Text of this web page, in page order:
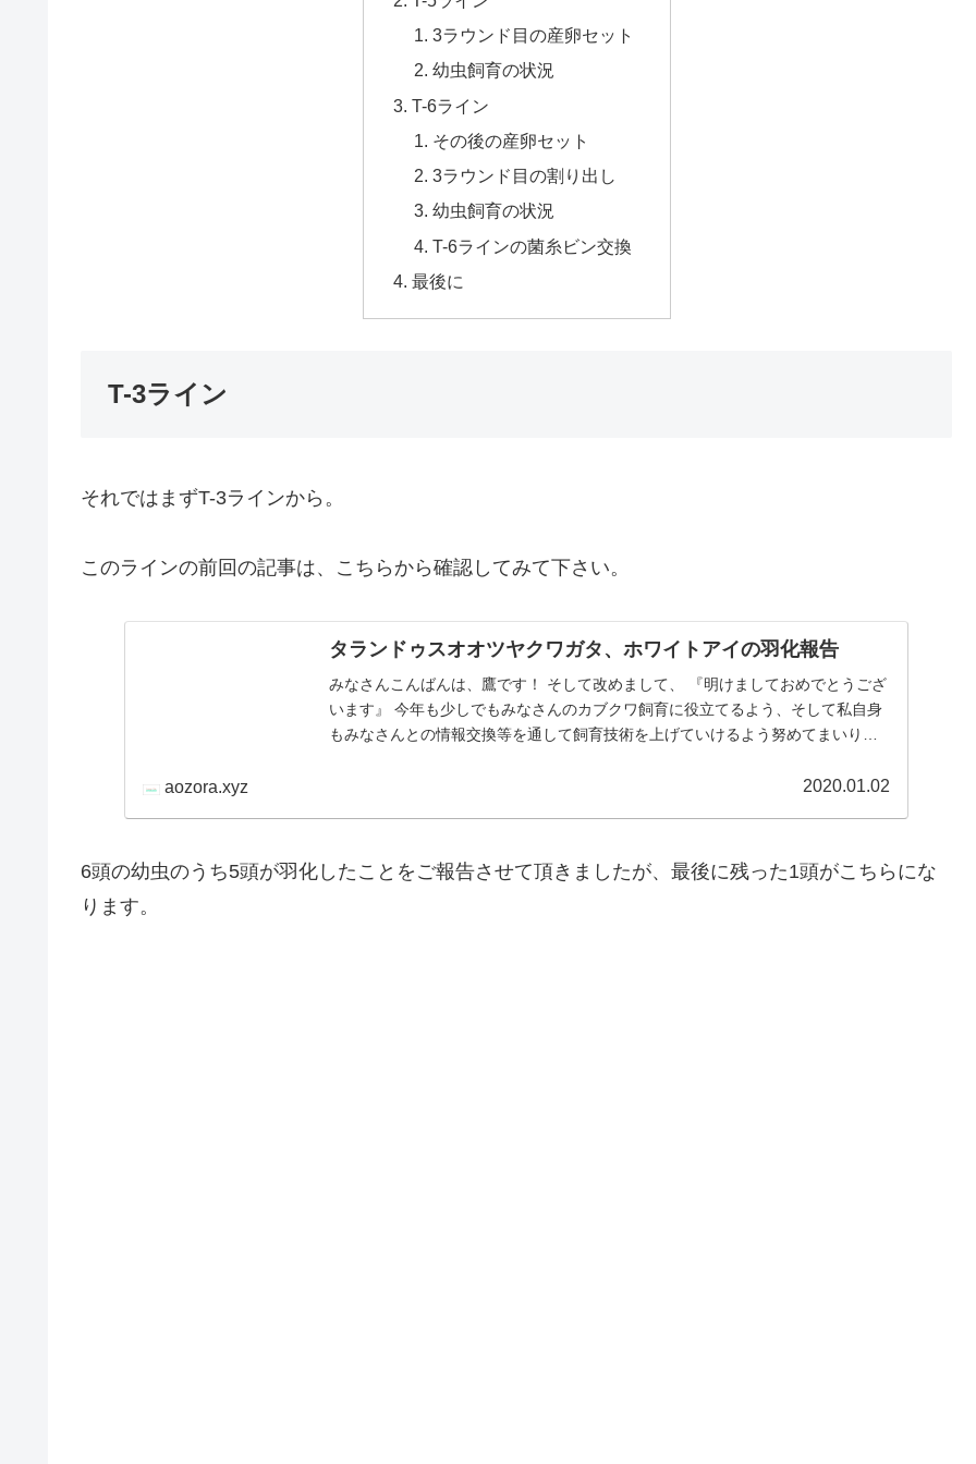
3ラウンド目の産卵セット
幼虫飼育の状況
T-6ライン
その後の産卵セット
3ラウンド目の割り出し
幼虫飼育の状況
T-6ラインの菌糸ビン交換
最後に
T-3ライン
それではまずT-3ラインから。
このラインの前回の記事は、こちらから確認してみて下さい。
タランドゥスオオツヤクワガタ、ホワイトアイの羽化報告
みなさんこんばんは、鷹です！ そして改めまして、 『明けましておめでとうござ
います』 今年も少しでもみなさんのカブクワ飼育に役立てるよう、そして私自身
もみなさんとの情報交換等を通して飼育技術を上げていけるよう努めてまいりま
aozora.xyz 2020.01.02
6頭の幼虫のうち5頭が羽化したことをご報告させて頂きましたが、最後に残った1頭がこちらにな
ります。